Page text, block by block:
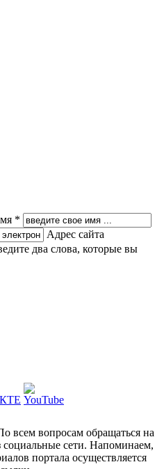
*
Адрес сайта
два слова, которые вы
всем вопросам обращаться на
социальные сети. Напоминаем,
портала осуществляется